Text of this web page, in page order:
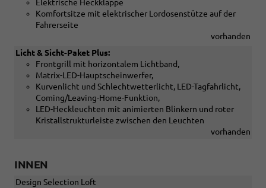
Elektrische Heckklappe
Komfortsitze mit elektrischer Lordosenstütze auf der
Fahrerseite
vorhanden
Licht & Sicht-Paket Plus:
Frontgrill mit horizontalem Lichtband,
Matrix-LED-Hauptscheinwerfer,
Kurvenlicht und Schlechtwetterlicht, LED-Tagfahrlicht,
Coming/Leaving-Home-Funktion,
LED-Heckleuchten mit animierten Blinkern und roter
Kristallstrukturleiste zwischen den Leuchten
vorhanden
INNEN
Design Selection Loft